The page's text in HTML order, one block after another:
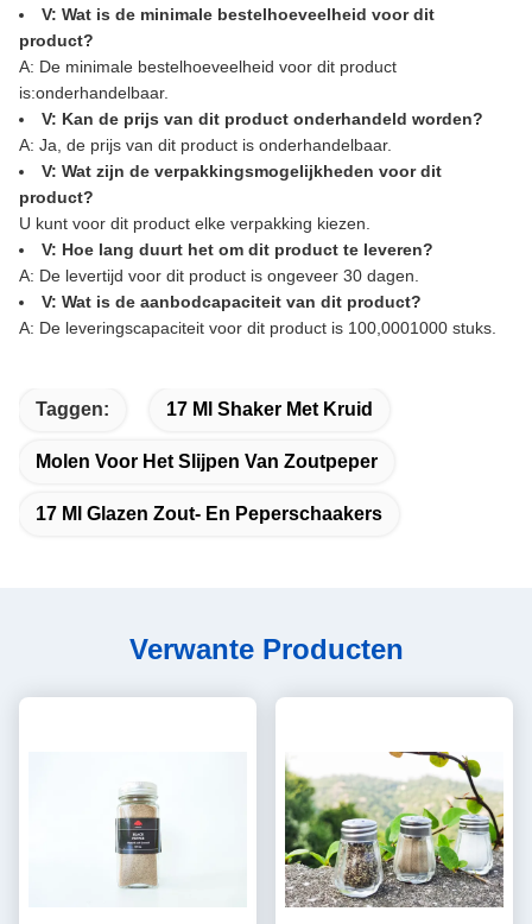
V: Wat is de minimale bestelhoeveelheid voor dit
product?
A: De minimale bestelhoeveelheid voor dit product
is:onderhandelbaar.
V: Kan de prijs van dit product onderhandeld worden?
A: Ja, de prijs van dit product is onderhandelbaar.
V: Wat zijn de verpakkingsmogelijkheden voor dit
product?
U kunt voor dit product elke verpakking kiezen.
V: Hoe lang duurt het om dit product te leveren?
A: De levertijd voor dit product is ongeveer 30 dagen.
V: Wat is de aanbodcapaciteit van dit product?
A: De leveringscapaciteit voor dit product is 100,0001000 stuks.
Taggen: 17 Ml Shaker Met Kruid
Molen Voor Het Slijpen Van Zoutpeper
17 Ml Glazen Zout- En Peperschaakers
Verwante Producten